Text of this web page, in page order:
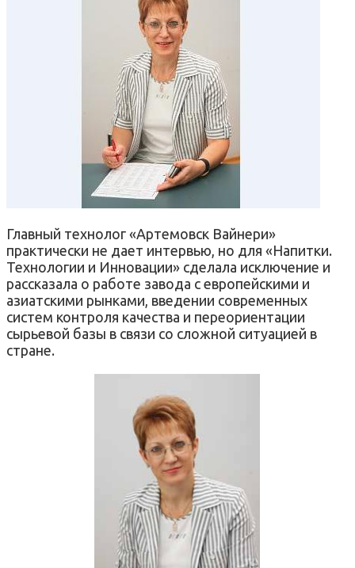
Главный технолог «Артемовск Вайнери»
практически не дает интервью, но для «Напитки.
Технологии и Инновации» сделала исключение и
рассказала о работе завода с европейскими и
азиатскими рынками, введении современных
систем контроля качества и переориентации
сырьевой базы в связи со сложной ситуацией в
стране.